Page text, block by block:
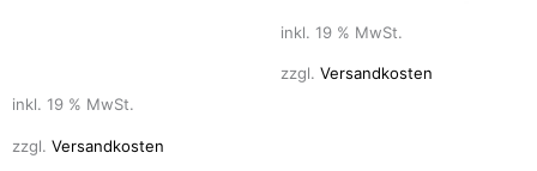
inkl. 19 % MwSt.
zzgl. Versandkosten
inkl. 19 % MwSt.
zzgl. Versandkosten